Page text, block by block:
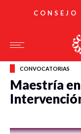
CONVOCATORIAS
Maestría